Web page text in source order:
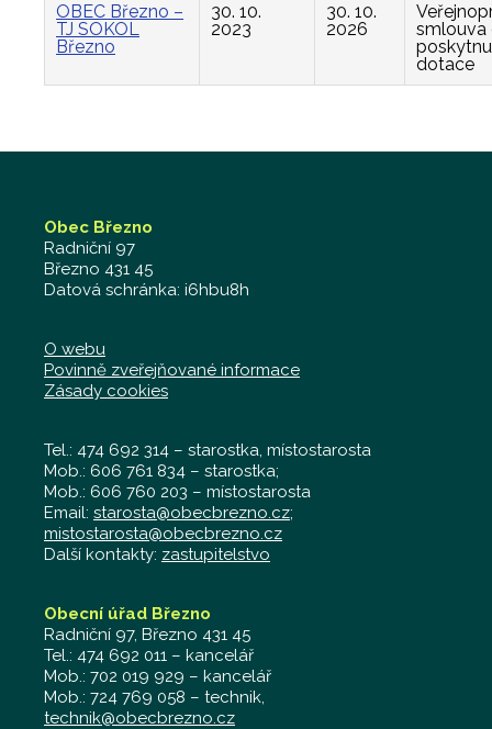
OBEC Březno –
TJ SOKOL
Březno
30. 10.
2023
30. 10.
2026
smlouva
dotace
Obec Březno
Radniční 97
Březno 431 45
Datová schránka: i6hbu8h
O webu
Povinně zveřejňované informace
Zásady cookies
Tel.: 474 692 314 – starostka, místostarosta
Mob.: 606 761 834 – starostka;
Mob.: 606 760 203 – místostarosta
Email: starosta@obecbrezno.cz;
mistostarosta@obecbrezno.cz
Další kontakty: zastupitelstvo
Obecní úřad Březno
Radniční 97, Březno 431 45
Tel.: 474 692 011 – kancelář
Mob.: 702 019 929 – kancelář
Mob.: 724 769 058 – technik,
technik@obecbrezno.cz